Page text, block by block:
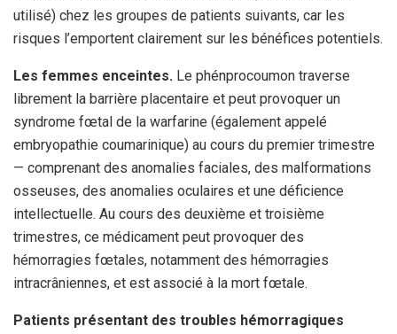
utilisé) chez les groupes de patients suivants, car les
risques l’emportent clairement sur les bénéfices potentiels.
Les femmes enceintes. Le phénprocoumon traverse
librement la barrière placentaire et peut provoquer un
syndrome fœtal de la warfarine (également appelé
embryopathie coumarinique) au cours du premier trimestre
— comprenant des anomalies faciales, des malformations
osseuses, des anomalies oculaires et une déficience
intellectuelle. Au cours des deuxième et troisième
trimestres, ce médicament peut provoquer des
hémorragies fœtales, notamment des hémorragies
intracrâniennes, et est associé à la mort fœtale.
Patients présentant des troubles hémorragiques